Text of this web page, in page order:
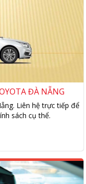
ĐÀ NẴNG
Liên hệ trực tiếp để
sách cụ thể.